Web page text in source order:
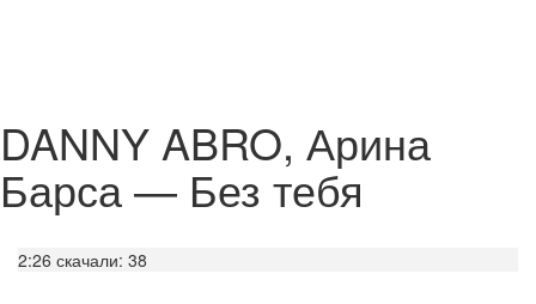
DANNY ABRO, Арина
Барса — Без тебя
2:26 скачали: 38